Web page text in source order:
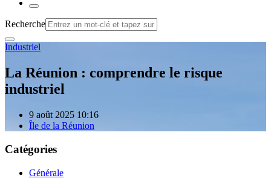
Recherche
Industriel
La Réunion : comprendre le risque
industriel
9 août 2025 10:16
Île de la Réunion
Catégories
Générale